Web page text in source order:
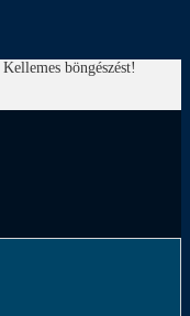
Kellemes böngészést!